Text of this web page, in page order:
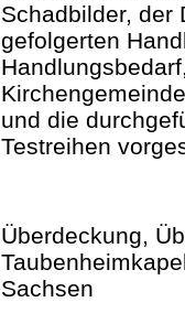
Schadbilder, der
gefolgerten
und die
Testreihen
Überdeckung,
Sachsen